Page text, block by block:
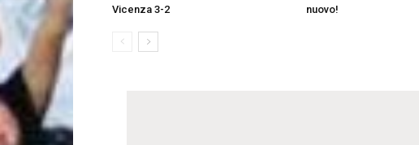
Vicenza 3-2
nuovo!